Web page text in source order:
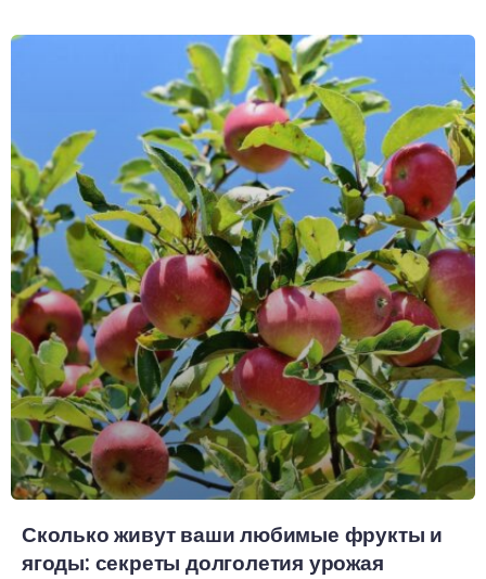
Сколько живут ваши любимые фрукты и
ягоды: секреты долголетия урожая